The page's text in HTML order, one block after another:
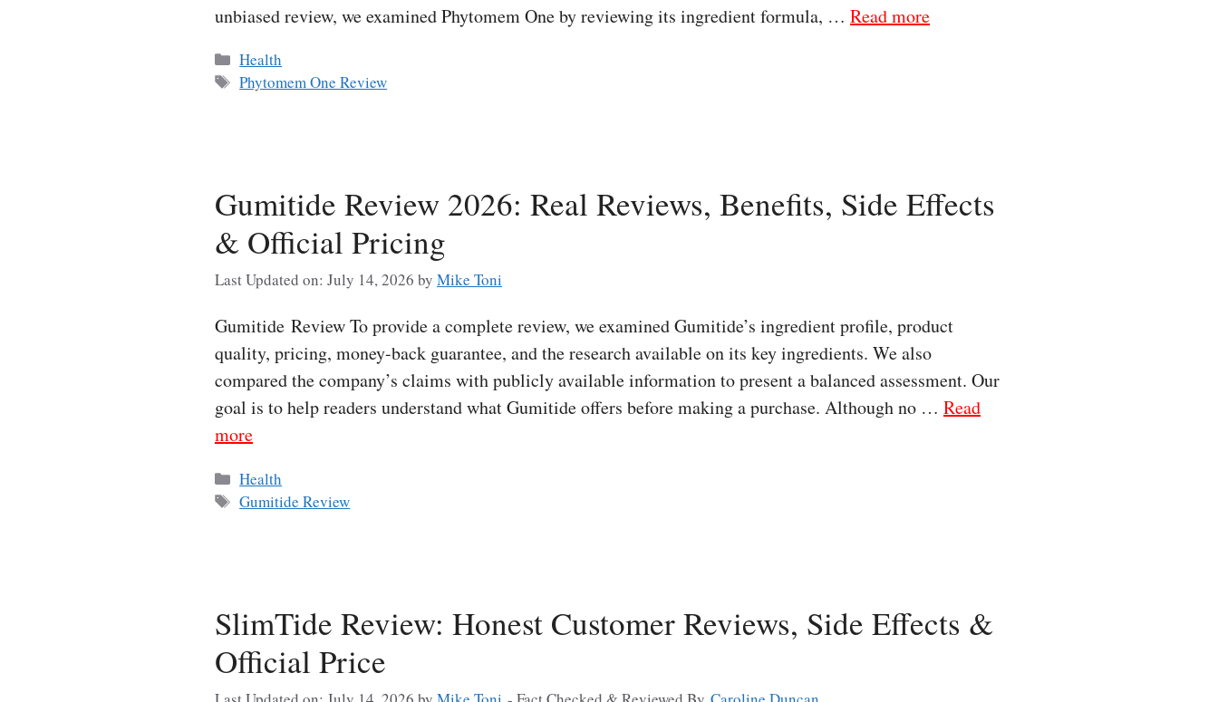
unbiased review, we examined Phytomem One by reviewing its ingredient formula, … Read more
Categories
Health
Tags
Phytomem One Review
Gumitide Review 2026: Real Reviews, Benefits, Side Effects
& Official Pricing
Last Updated on: July 14, 2026 by Mike Toni
Gumitide Review To provide a complete review, we examined Gumitide’s ingredient profile, product
quality, pricing, money-back guarantee, and the research available on its key ingredients. We also
compared the company’s claims with publicly available information to present a balanced assessment. Our
goal is to help readers understand what Gumitide offers before making a purchase. Although no … Read
more
Categories
Health
Tags
Gumitide Review
SlimTide Review: Honest Customer Reviews, Side Effects &
Official Price